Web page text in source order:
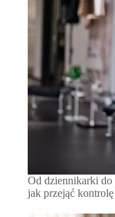
Od dziennikarki do
jak przejąć